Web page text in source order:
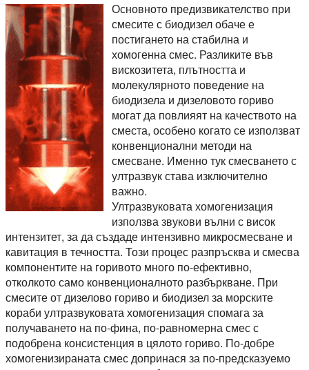
Основното предизвикателство при
смесите с биодизел обаче е
постигането на стабилна и
хомогенна смес. Разликите във
вискозитета, плътността и
молекулярното поведение на
биодизела и дизеловото гориво
могат да повлияят на качеството на
сместа, особено когато се използват
конвенционални методи на
смесване. Именно тук смесването с
ултразвук става изключително
важно.
Ултразвуковата хомогенизация
използва звукови вълни с висок
интензитет, за да създаде интензивно микросмесване и
кавитация в течността. Този процес разпръсква и смесва
компонентите на горивото много по-ефективно,
отколкото само конвенционалното разбъркване. При
смесите от дизелово гориво и биодизел за морските
кораби ултразвуковата хомогенизация спомага за
получаването на по-фина, по-равномерна смес с
подобрена консистенция в цялото гориво. По-добре
хомогенизираната смес допринася за по-предсказуемо